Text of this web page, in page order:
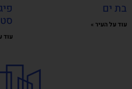
בת ים
עוד על העיר »
עוד